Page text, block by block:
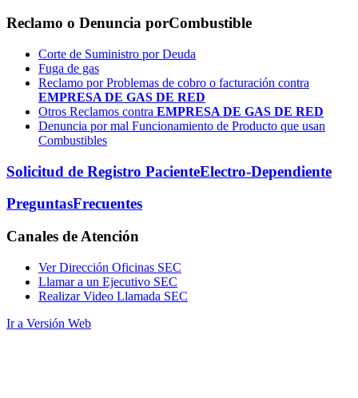
Reclamo o Denuncia porCombustible
Corte de Suministro por Deuda
Fuga de gas
Reclamo por Problemas de cobro o facturación contra
EMPRESA DE GAS DE RED
Otros Reclamos contra EMPRESA DE GAS DE RED
Denuncia por mal Funcionamiento de Producto que usan
Combustibles
Solicitud de Registro PacienteElectro-Dependiente
PreguntasFrecuentes
Canales de Atención
Ver Dirección Oficinas SEC
Llamar a un Ejecutivo SEC
Realizar Video Llamada SEC
Ir a Versión Web